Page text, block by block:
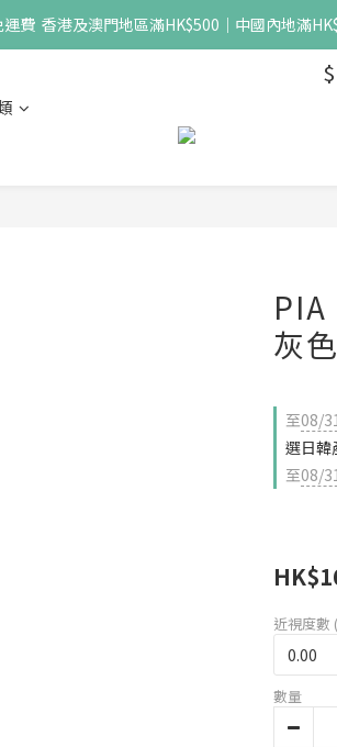
費  香港及澳門地區滿HK$500｜中國內地滿
$
灰
至08/
選日韓
至08/
近視度數
數量